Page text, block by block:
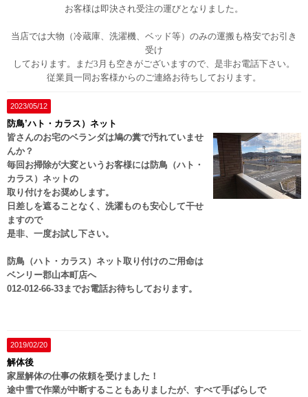
お客様は即決され受注の運びとなりました。
当店では大物（冷蔵庫、洗濯機、ベッド等）のみの運搬も格安でお引き
受け
しております。まだ3月も空きがございますので、是非お電話下さい。
従業員一同お客様からのご連絡お待ちしております。
2023/05/12
防鳥’ハト・カラス）ネット
皆さんのお宅のベランダは鳩の糞で汚れていませ
んか？
毎回お掃除が大変というお客様には防鳥（ハト・
カラス）ネットの
取り付けをお奨めします。
日差しを遮ることなく、洗濯ものも安心して干せ
ますので
是非、一度お試し下さい。
防鳥（ハト・カラス）ネット取り付けのご用命は
ベンリー郡山本町店へ
012-012-66-33までお電話お待ちしております。
2019/02/20
解体後
家屋解体の仕事の依頼を受けました！
途中雪で作業が中断することもありましたが、すべて手ばらしで